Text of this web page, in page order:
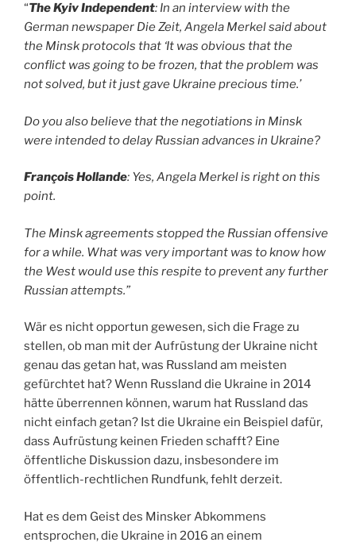
“The Kyiv Independent: In an interview with the
German newspaper Die Zeit, Angela Merkel said about
the Minsk protocols that ‘It was obvious that the
conflict was going to be frozen, that the problem was
not solved, but it just gave Ukraine precious time.’
Do you also believe that the negotiations in Minsk
were intended to delay Russian advances in Ukraine?
François Hollande: Yes, Angela Merkel is right on this
point.
The Minsk agreements stopped the Russian offensive
for a while. What was very important was to know how
the West would use this respite to prevent any further
Russian attempts.”
Wär es nicht opportun gewesen, sich die Frage zu
stellen, ob man mit der Aufrüstung der Ukraine nicht
genau das getan hat, was Russland am meisten
gefürchtet hat? Wenn Russland die Ukraine in 2014
hätte überrennen können, warum hat Russland das
nicht einfach getan? Ist die Ukraine ein Beispiel dafür,
dass Aufrüstung keinen Frieden schafft? Eine
öffentliche Diskussion dazu, insbesondere im
öffentlich-rechtlichen Rundfunk, fehlt derzeit.
Hat es dem Geist des Minsker Abkommens
entsprochen, die Ukraine in 2016 an einem